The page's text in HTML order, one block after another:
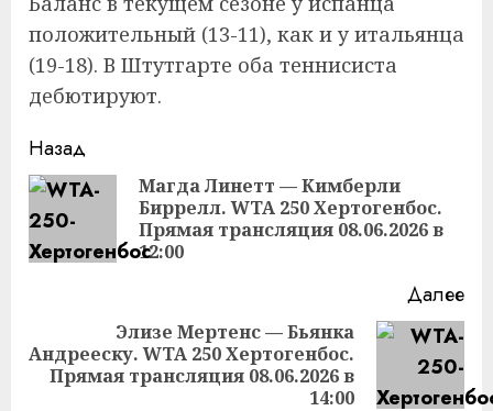
положительный (13-11), как и у итальянца
(19-18). В Штутгарте оба теннисиста
дебютируют.
Продолжить
чтение
Назад
Магда Линетт — Кимберли
Биррелл. WTA 250 Хертогенбос.
Прямая трансляция 08.06.2026 в
12:00
Далее
Следующая
запись:
Элизе Мертенс — Бьянка
Андрееску. WTA 250 Хертогенбос.
Прямая трансляция 08.06.2026 в
14:00